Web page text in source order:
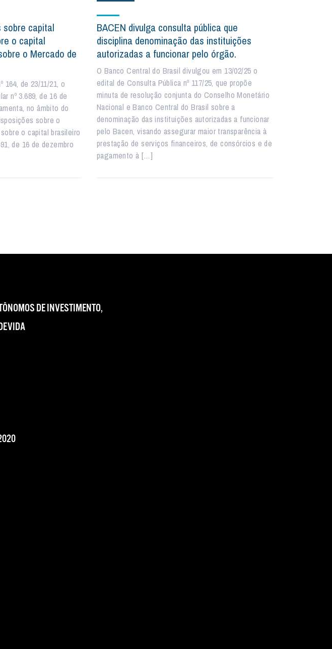
sobre capital
o capital
o Mercado de
164, de 23/11/21, o
nº 3.689, de 16 de
no âmbito do
sobre o
o capital brasileiro
de 16 de dezembro
BACEN divulga consulta pública que
disciplina denominação das instituições
autorizadas a funcionar pelo órgão.
O Banco Central do Brasil divulgou em 13/02/25 o
edital de Consulta Pública nº 117/25, que propõe
minuta de resolução conjunta do Conselho Monetário
Nacional e Banco Central do Brasil sobre a
denominação das instituições autorizadas a funcionar
pelo Bacen, visando assegurar maior transparência à
prestação de serviços financeiros, de consórcios e de
pagamento à […]
DE INVESTIMENTO,